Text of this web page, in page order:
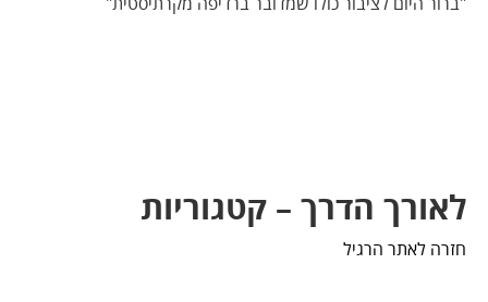
לאורך הדרך – קטגוריות
חזרה לאתר הרגיל